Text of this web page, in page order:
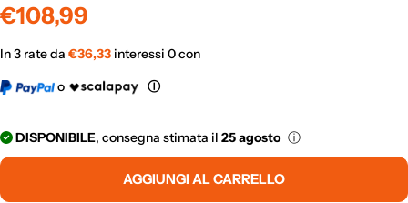
Prezzo
€108,99
In 3 rate da €36,33 interessi 0 con
o
Ⓘ
DISPONIBILE, consegna stimata il 25 agosto ⓘ
AGGIUNGI AL CARRELLO